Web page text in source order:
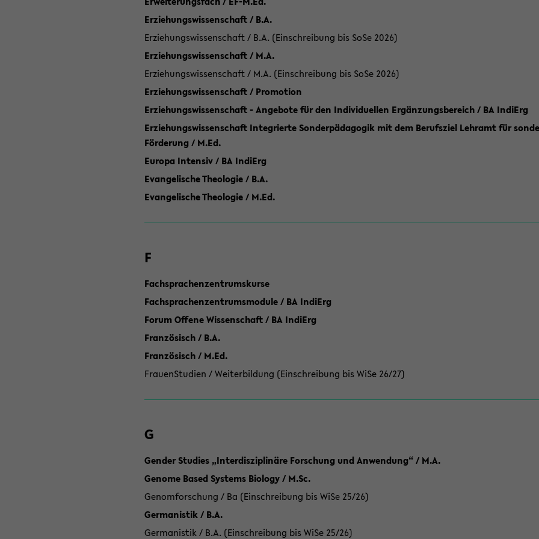
Erziehungswissenschaft / B.A.
Erziehungswissenschaft / B.A. (Einschreibung bis SoSe 2026)
Erziehungswissenschaft / M.A.
Erziehungswissenschaft / M.A. (Einschreibung bis SoSe 2026)
Erziehungswissenschaft / Promotion
Erziehungswissenschaft - Angebote für den Individuellen Ergänzungsbereich / BA IndiErg
Erziehungswissenschaft Integrierte Sonderpädagogik mit dem Berufsziel Lehramt für
Förderung / M.Ed.
Europa Intensiv / BA IndiErg
Evangelische Theologie / B.A.
Evangelische Theologie / M.Ed.
F
Fachsprachenzentrumskurse
Fachsprachenzentrumsmodule / BA IndiErg
Forum Offene Wissenschaft / BA IndiErg
Französisch / B.A.
Französisch / M.Ed.
FrauenStudien / Weiterbildung (Einschreibung bis WiSe 26/27)
G
Gender Studies „Interdisziplinäre Forschung und Anwendung“ / M.A.
Genome Based Systems Biology / M.Sc.
Genomforschung / Ba (Einschreibung bis WiSe 25/26)
Germanistik / B.A.
Germanistik / B.A. (Einschreibung bis WiSe 25/26)